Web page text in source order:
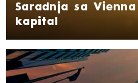
Saradnja sa
kapital